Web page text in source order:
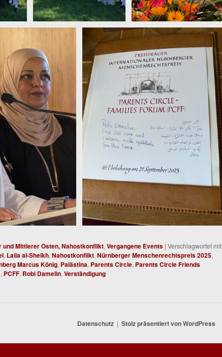
und Mittlerer Osten, Nahostkonflikt, Vergangene Events | Verschlagwortet mit
, Laila al-Sheikh, Nahostkonflikt, Nürnberger Menschenrechtspreis 2025,
Marcus König, Palästina, Parents Circle, Parents Circle Friends
, PCFF, Robi Damelin, Verständigung
Datenschutz Stolz präsentiert von WordPress